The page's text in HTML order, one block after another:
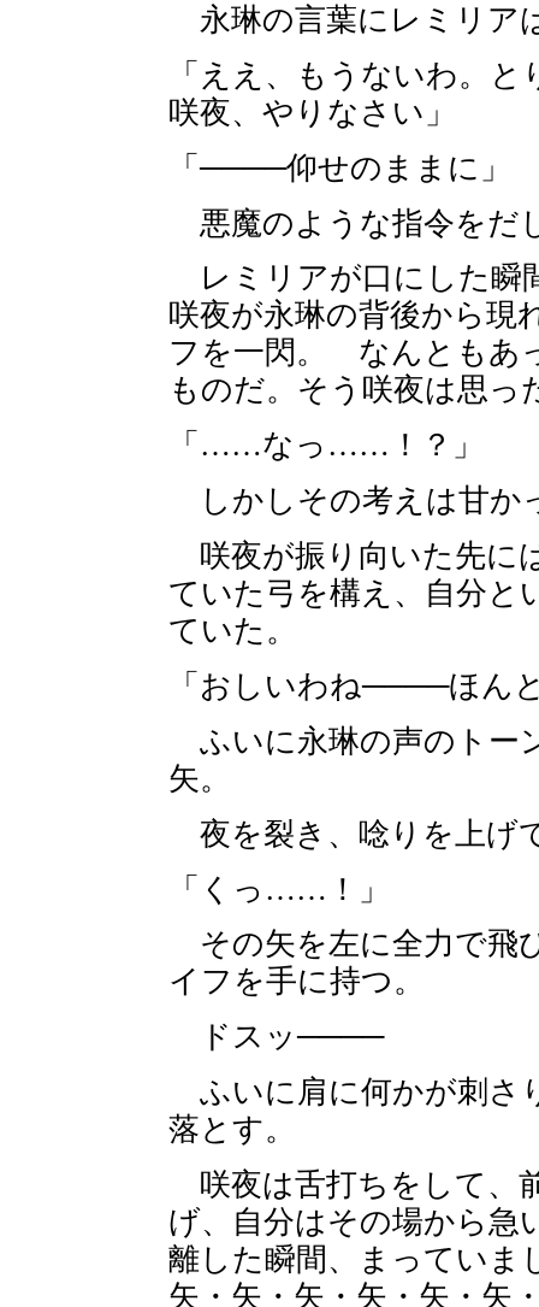
永琳の言葉にレミリア
「ええ、もうないわ。
咲夜、やりなさい」
「────仰せのままに」
悪魔のような指令をだ
レミリアが口にした瞬
咲夜が永琳の背後から現
フを一閃。 なんともあ
ものだ。そう咲夜は思っ
「……なっ……！？」
しかしその考えは甘
咲夜が振り向いた先に
ていた弓を構え、自分と
ていた。
「おしいわね────ほん
ふいに永琳の声のトー
矢。
夜を裂き、唸りを上げ
「くっ……！」
その矢を左に全力で飛
イフを手に持つ。
ドスッ────
ふいに肩に何かが刺さ
落とす。
咲夜は舌打ちをして、
げ、自分はその場から
離した瞬間、まっていま
矢・矢・矢・矢・矢・矢